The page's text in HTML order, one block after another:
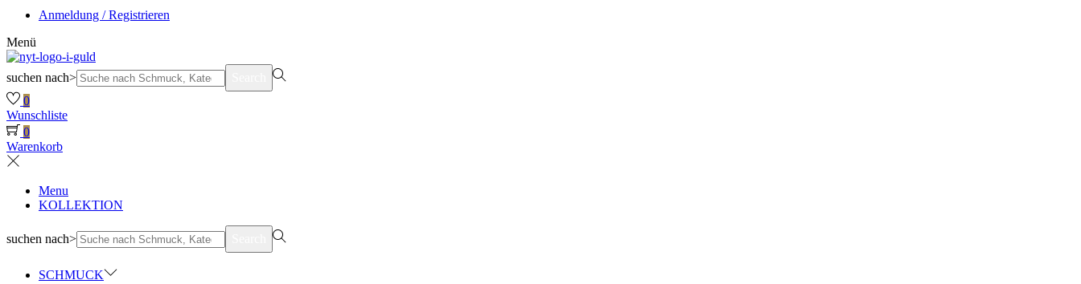
Anmeldung / Registrieren
Menü
suchen nach>
0
Wunschliste
0
Warenkorb
Menu
KOLLEKTION
suchen nach>
SCHMUCK